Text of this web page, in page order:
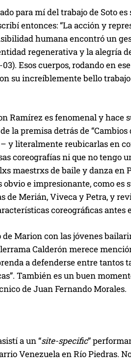
para mí del trabajo de Soto
entonces: “La acción y
humana encontró un
regenerativa y la alegría
Esos cuerpos, rodando en
su increíblemente bello
Ramírez es fenomenal y hace
la premisa detrás de
y literalmente reubicarlas en
coreografías ni que no
maestrxs de baile y danza en
obvio e impresionante, como
de Merián, Viveca y Petra, y
coreográficas antes
de Marion con las jóvenes
Calderón merece
a defenderse entre tantos
También es un buen
de Juan Fernando Morales.
a un “site-specific”
Venezuela en Río Piedras.